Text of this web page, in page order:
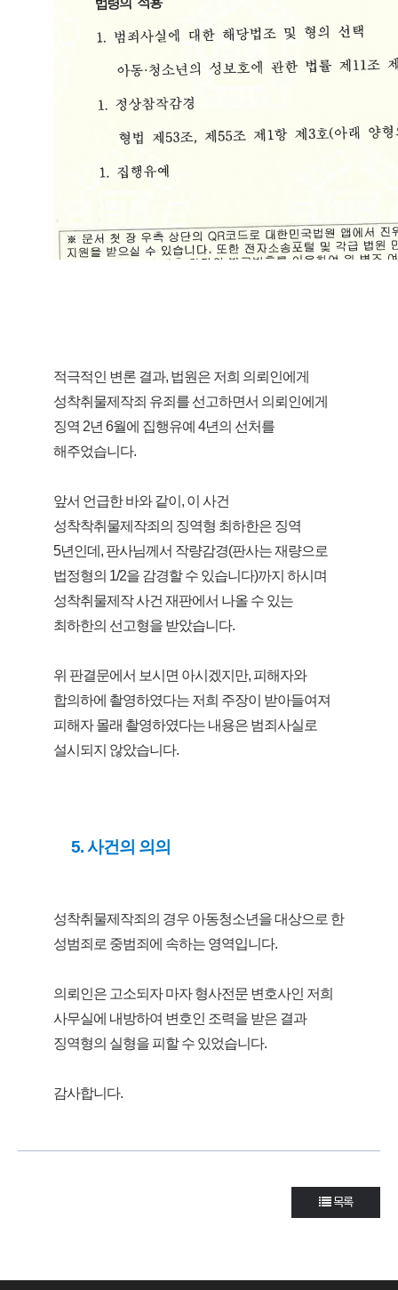
적극적인 변론 결과, 법원은 저희 의뢰인에게
성착취물제작죄 유죄를 선고하면서 의뢰인에게
징역 2년 6월에 집행유예 4년의 선처를
해주었습니다.
앞서 언급한 바와 같이, 이 사건
성착착취물제작죄의 징역형 최하한은 징역
5년인데, 판사님께서 작량감경(판사는 재량으로
법정형의 1/2을 감경할 수 있습니다)까지 하시며
성착취물제작 사건 재판에서 나올 수 있는
최하한의 선고형을 받았습니다.
위 판결문에서 보시면 아시겠지만, 피해자와
합의하에 촬영하였다는 저희 주장이 받아들여져
피해자 몰래 촬영하였다는 내용은 범죄사실로
설시되지 않았습니다.
5. 사건의 의의
성착취물제작죄의 경우 아동청소년을 대상으로 한
성범죄로 중범죄에 속하는 영역입니다.
의뢰인은 고소되자 마자 형사전문 변호사인 저희
사무실에 내방하여 변호인 조력을 받은 결과
징역형의 실형을 피할 수 있었습니다.
감사합니다.
목록